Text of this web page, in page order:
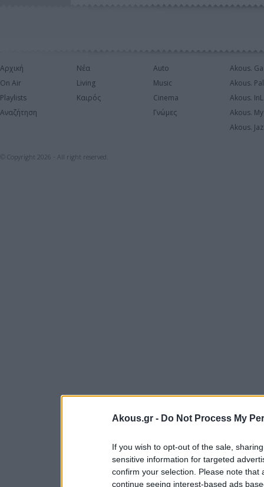
Akous.gr - Do Not Process My
If you wish to opt-out of the sale,
sensitive information for targeted
confirm your selection. Please note
continue seeing interest-based ads
Αρχική
On Air
Playlists
Αναζήτηση
Νέα
Living
Καιρός
Auto
Music
Cinema
Γνώμες
Akous.
Akous.
Akous.
Akous.
Akous.
© Copyright 2026 - All right reserved.